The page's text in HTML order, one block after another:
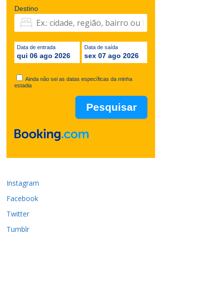
Destino
Data de entrada
qui 06 ago 2026
Data de saída
sex 07 ago 2026
Ainda não sei as datas específicas da minha
estadia
Instagram
Facebook
Twitter
Tumblr